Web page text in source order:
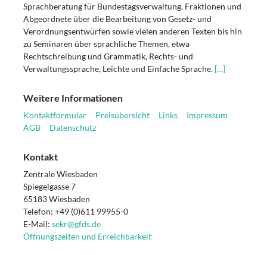
Sprachberatung für Bundestagsverwaltung, Fraktionen und
Abgeordnete über die Bearbeitung von Gesetz- und
Verordnungsentwürfen sowie vielen anderen Texten bis hin
zu Seminaren über sprachliche Themen, etwa
Rechtschreibung und Grammatik, Rechts- und
Verwaltungssprache, Leichte und Einfache Sprache. […]
Weitere Informationen
Kontaktformular Preisübersicht Links
Impressum
AGB
Datenschutz
Kontakt
Zentrale Wiesbaden
Spiegelgasse 7
65183 Wiesbaden
Telefon: +49 (0)611 99955-0
E-Mail: sekr@gfds.de
Öffnungszeiten und Erreichbarkeit